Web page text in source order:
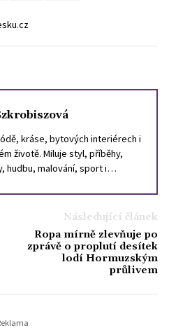
kráse, bytových interiérech i
životě. Miluje styl, příběhy,
hudbu, malování, sport i
sebe. Věří, že dobrý text
stejně silný jako dobrý parfém,
vás zanechá stopu.
Následující článek
Ropa mírně zlevňuje po
zprávě o proplutí desítek
lodí Hormuzským
průlivem